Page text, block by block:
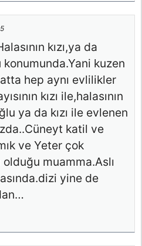
kızı,ya da
konumunda.Yani kuzen
hep aynı evlilikler
kızı ile,halasının
ya da kızı ile evlenen
katil ve
ve Yeter çok
muamma.Aslı
yine de